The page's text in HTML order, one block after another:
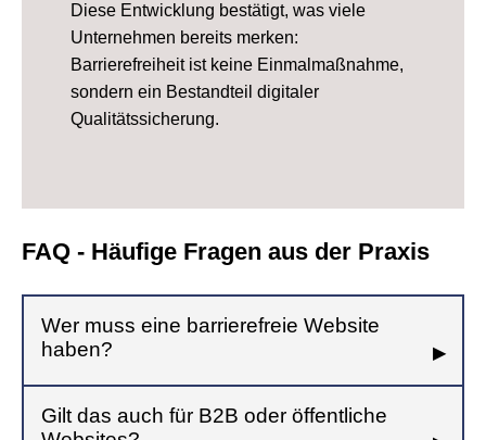
Diese Entwicklung bestätigt, was viele
Unternehmen bereits merken:
Barrierefreiheit ist keine Einmalmaßnahme,
sondern ein Bestandteil digitaler
Qualitätssicherung.
FAQ - Häufige Fragen aus der Praxis
Wer muss eine barrierefreie Website
haben?
Gilt das auch für B2B oder öffentliche